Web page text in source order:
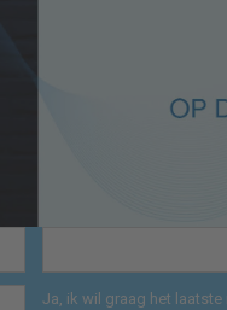
Ja, ik wil graag het